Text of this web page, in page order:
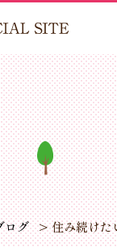
ログ 住み続けた